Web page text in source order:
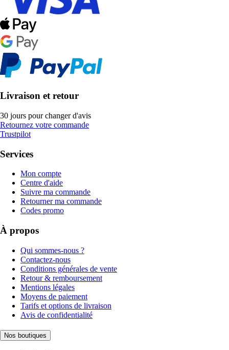
Livraison et retour
30 jours pour changer d'avis
Retournez votre commande
Trustpilot
Services
Mon compte
Centre d'aide
Suivre ma commande
Retourner ma commande
Codes promo
À propos
Qui sommes-nous ?
Contactez-nous
Conditions générales de vente
Retour & remboursement
Mentions légales
Moyens de paiement
Tarifs et options de livraison
Avis de confidentialité
Nos boutiques